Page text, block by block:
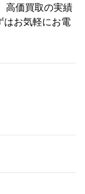
高価買取の実績
はお気軽にお電